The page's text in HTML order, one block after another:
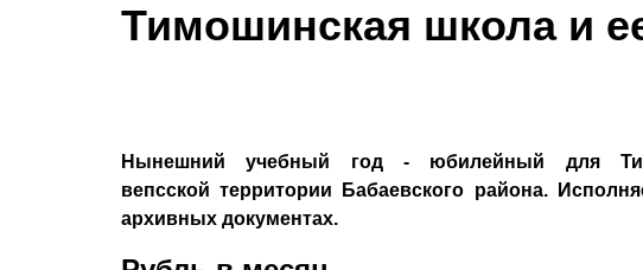
Тимошинская школа и
Нынешний учебный год - юбилейный для
вепсской территории Бабаевского района.
архивных документах.